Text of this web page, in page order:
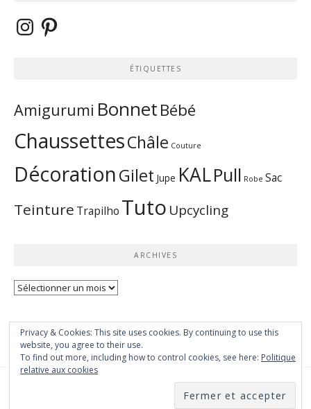
InstagramPinterest
ÉTIQUETTES
Amigurumi BonnetBébé
ChaussettesChâle Couture
DécorationGilet Jupe KALPull Robe Sac
Teinture Trapilho Tuto Upcycling
ARCHIVES
Archives
Privacy & Cookies: This site uses cookies. By continuing to use this
website, you agree to their use.
To find out more, including how to control cookies, see here: Politique
relative aux cookies